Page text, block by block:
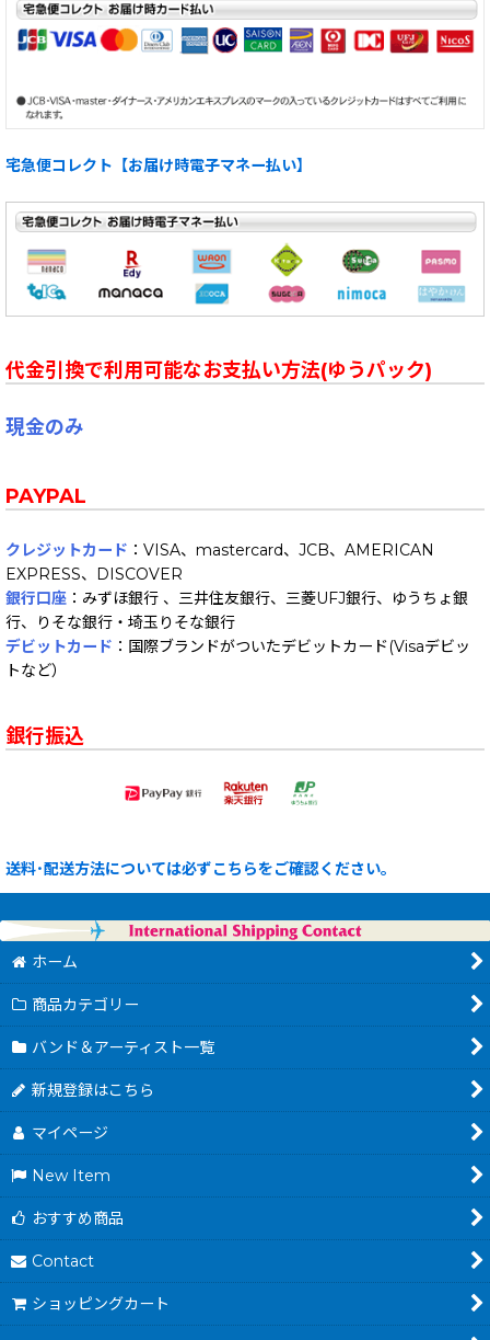
宅急便コレクト【お届け時電子マネー払い】
代金引換で利用可能なお支払い方法(ゆうパック)
現金のみ
PAYPAL
クレジットカード ：VISA、mastercard、JCB、AMERICAN
EXPRESS、DISCOVER
銀行口座 ：みずほ銀行 、三井住友銀行、三菱UFJ銀行、ゆうちょ銀
行、りそな銀行・埼玉りそな銀行
デビットカード ：国際ブランドがついたデビットカード(Visaデビッ
トなど）
銀行振込
送料･配送方法については必ずこちらをご確認ください。
ホーム
商品カテゴリー
バンド＆アーティスト一覧
新規登録はこちら
マイページ
New Item
おすすめ商品
Contact
ショッピングカート